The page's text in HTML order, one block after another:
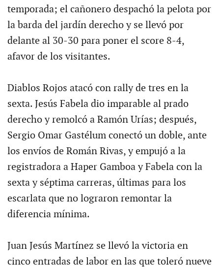
temporada; el cañonero despachó la pelota por
la barda del jardín derecho y se llevó por
delante al 30-30 para poner el score 8-4,
afavor de los visitantes.
Diablos Rojos atacó con rally de tres en la
sexta. Jesús Fabela dio imparable al prado
derecho y remolcó a Ramón Urías; después,
Sergio Omar Gastélum conectó un doble, ante
los envíos de Román Rivas, y empujó a la
registradora a Haper Gamboa y Fabela con la
sexta y séptima carreras, últimas para los
escarlata que no lograron remontar la
diferencia mínima.
Juan Jesús Martínez se llevó la victoria en
cinco entradas de labor en las que toleró nueve